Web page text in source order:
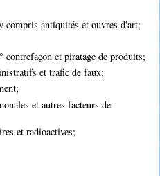
antiquités et ouvres d'art;
contrefaçon et piratage de produits;
et trafic de faux;
et autres facteurs de
et radioactives;